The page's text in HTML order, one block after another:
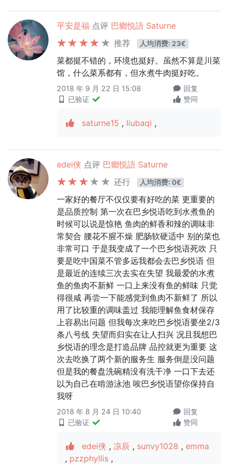
平安是福 点评 巴鄉悦語 Saturne
推荐
人均消费: 23€
菜都挺不错的，环境也挺好。虽然不算是川菜
馆，什么菜系都有，但水煮牛肉挺好吃。
2018 年 9 月 22 日 15:08
已验证
回复
赞同
saturne15 , liubaqi ,
edei侠 点评 巴鄉悦語 Saturne
还行
人均消费: 0€
一家好的餐厅不仅仅要有好吃的菜 更重要的
是品质控制 第一次在巴乡悦语吃到水煮鱼的
时候可以说是惊艳 鱼肉的鲜香和辣的调味非
常契合 腰花不腥不燥 肥肠软硬适中 别的菜也
非常可口 于是我变成了一个巴乡悦语死吹 只
要是吃中国菜不管多远我都会去巴乡悦语 但
是最近的连续三次去实在失望 我最爱的水煮
鱼的鱼肉不新鲜 一口上来没有鱼的鲜味 只觉
得很咸 再尝一下能感觉到鱼肉不新鲜了 所以
用了比较重的调味盖过 我能理解鱼食材保存
上容易出问题 但我每次来吃巴乡悦语要坐2/3
条八号线 失望而归实在让人扫兴 况且我想巴
乡悦语的理念是打造品牌 品控就更为重要 这
次去吃换了两个新的服务生 服务倒是没问题
但是我的餐盘洗碗精没有洗干净 一口下去还
以为自己在啃游泳池 唉巴乡悦语望你保持自
我呀
2018 年 8 月 24 日 10:40
已验证
回复
赞同
edei侠 , 凉辰 , sunvy1028 , emma
, pzzphyllis ,